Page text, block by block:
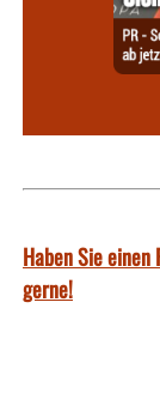
Haben Sie
gerne!